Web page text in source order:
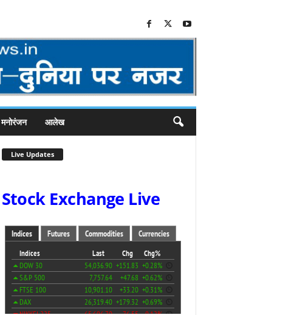
मनोरंजन आलेख
Live Updates
Stock Exchange Live